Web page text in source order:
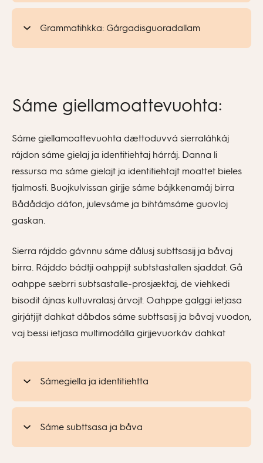
Grammatihkka: Gárgadisguoradallam
Sáme giellamoattevuohta:
Sáme giellamoattevuohta dættoduvvá sierraláhkáj
rájdon sáme gielaj ja identitiehtaj hárráj. Danna li
ressursa ma sáme gielajt ja identitiehtajt moattet bieles
tjalmosti. Buojkulvissan girjje sáme bájkkenamáj birra
Bådåddjo dáfon, julevsáme ja bihtámsáme guovloj
gaskan.
Sierra rájddo gávnnu sáme dålusj subttsasij ja båvaj
birra. Rájddo bádtji oahppijt subtstastallen sjaddat. Gå
oahppe sæbrri subtsastalle-prosjæktaj, de viehkedi
bisodit ájnas kultuvralasj árvojt. Oahppe galggi ietjasa
girjátjijt dahkat dåbdos sáme subttsasij ja båvaj vuodon,
vaj bessi ietjasa multimodálla girjjevuorkáv dahkat
Sámegiella ja identitiehtta
Sáme subttsasa ja båva